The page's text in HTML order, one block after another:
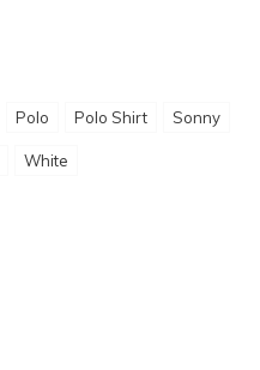
Polo Polo Shirt Sonny
White